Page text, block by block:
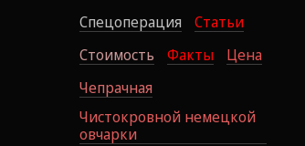
Спецоперация
Статьи
Стоимость
Факты
Цена
Чепрачная
Чистокровной немецкой
овчарки